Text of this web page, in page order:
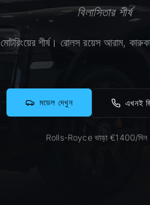
বিলাসিতার শীর্ষ
শীর্ষ। রোলস রয়েস আরাম,
মডেল দেখুন এখনই
Rolls-Royce ভাড়া €1400/দিন